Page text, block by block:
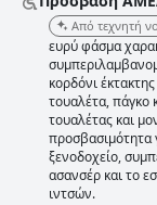
μοναδικές
σε μη επισκέπτες. Οι
καλά συντηρημένες
με διαθέσιμες
ξενοδοχείο
αστέρων που αξίζει
εκλεπτυσμένη
πολυτελή διαμονή.
Από τεχνητή
ευρύ φάσμα
κορδόνι
τουαλέτα, πάγκο
τουαλέτας και
προσβασιμότητα
ξενοδοχείο,
ασανσέρ και το
ιντσών.